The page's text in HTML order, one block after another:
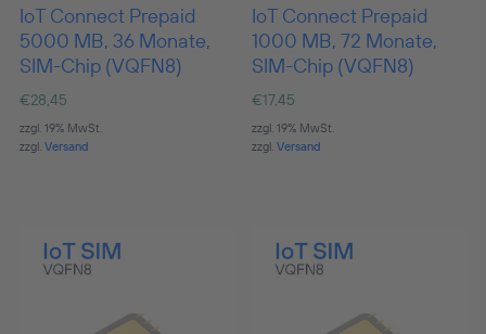
IoT Connect Prepaid
5000 MB, 36 Monate,
SIM-Chip (VQFN8)
€28,45
zzgl. 19% MwSt.
zzgl. Versand
IoT Connect Prepaid
1000 MB, 72 Monate,
SIM-Chip (VQFN8)
€17,45
zzgl. 19% MwSt.
zzgl.Versand